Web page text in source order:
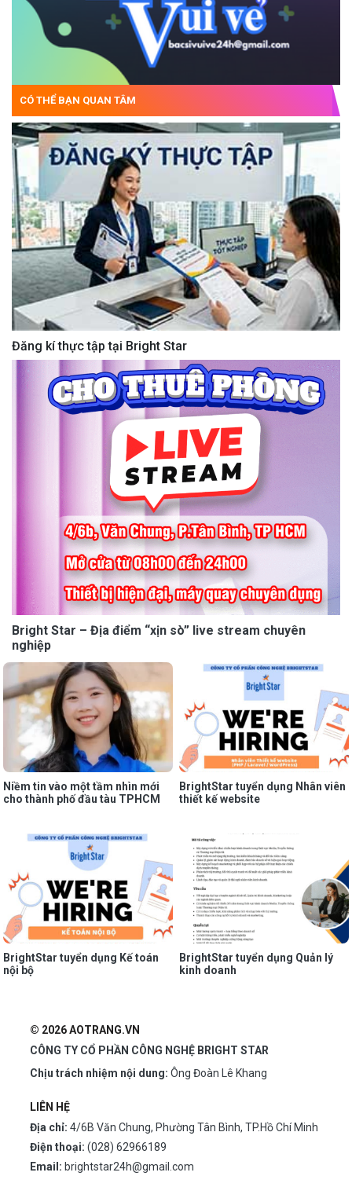
CÓ THỂ BẠN QUAN TÂM
Đăng kí thực tập tại Bright Star
Bright Star – Địa điểm “xịn sò” live stream chuyên
nghiệp
Niềm tin vào một tầm nhìn mới
cho thành phố đầu tàu TPHCM
BrightStar tuyển dụng Nhân viên
thiết kế website
BrightStar tuyển dụng Kế toán
nội bộ
BrightStar tuyển dụng Quản lý
kinh doanh
© 2026 AOTRANG.VN
CÔNG TY CỔ PHẦN CÔNG NGHỆ BRIGHT STAR
Chịu trách nhiệm nội dung: Ông Đoàn Lê Khang
LIÊN HỆ
Địa chỉ: 4/6B Văn Chung, Phường Tân Bình, TP.Hồ Chí Minh
Điện thoại: (028) 62966189
Email: brightstar24h@gmail.com